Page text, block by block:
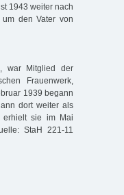
1943 weiter nach
den Vater von
war Mitglied der
Frauenwerk,
1939 begann
dort weiter als
erhielt sie im Mai
StaH 221-11